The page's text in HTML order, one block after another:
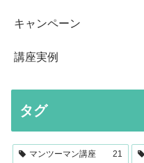
キャンペーン
講座実例
タグ
マンツーマン講座 21